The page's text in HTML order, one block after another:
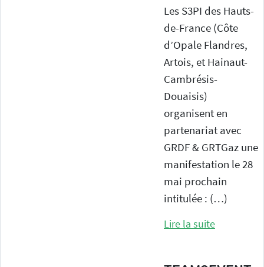
Les S3PI des Hauts-
de-France (Côte
d’Opale Flandres,
Artois, et Hainaut-
Cambrésis-
Douaisis)
organisent en
partenariat avec
GRDF & GRTGaz une
manifestation le 28
mai prochain
intitulée : (…)
Lire la suite